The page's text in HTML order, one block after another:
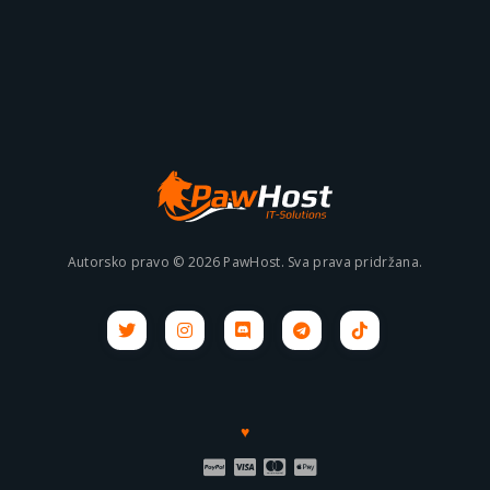
Autorsko pravo © 2026 PawHost. Sva prava pridržana.
♥